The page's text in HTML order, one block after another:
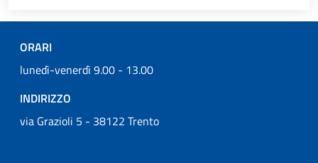
ORARI
lunedì-venerdì 9.00 - 13.00
INDIRIZZO
via Grazioli 5 - 38122 Trento